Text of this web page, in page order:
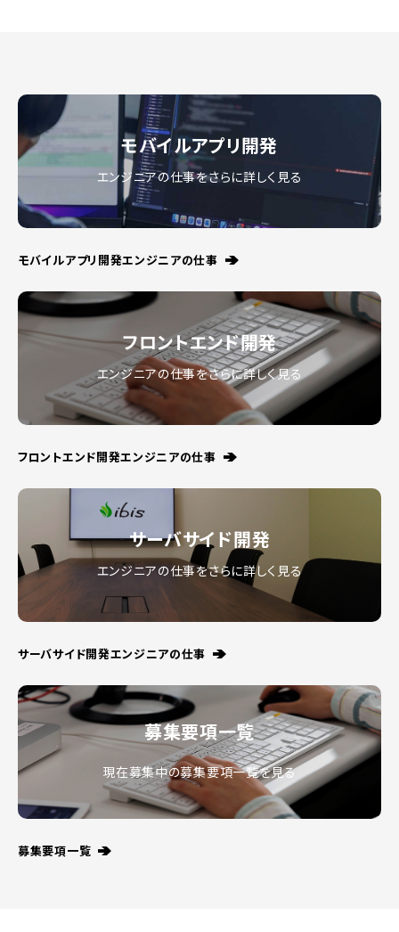
モバイルアプリ開発
エンジニアの仕事をさらに詳しく見る
モバイルアプリ開発エンジニアの仕事
フロントエンド開発
エンジニアの仕事をさらに詳しく見る
フロントエンド開発エンジニアの仕事
サーバサイド開発
エンジニアの仕事をさらに詳しく見る
サーバサイド開発エンジニアの仕事
募集要項一覧
現在募集中の募集要項一覧を見る
募集要項一覧